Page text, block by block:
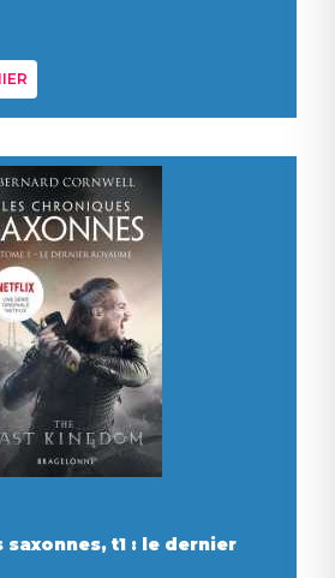
saxonnes, t1 : le dernier